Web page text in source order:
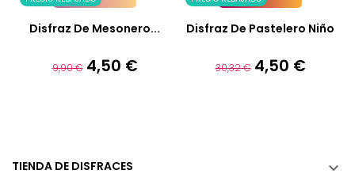
Añadir A La Cesta
Disfraz De Mesonero...
Precio
9,90 € Precio
4,50 €
Añadir A La Cesta
Disfraz De Pastelero Niño
Precio
30,32 € Precio
4,50 €
TIENDA DE DISFRACES 